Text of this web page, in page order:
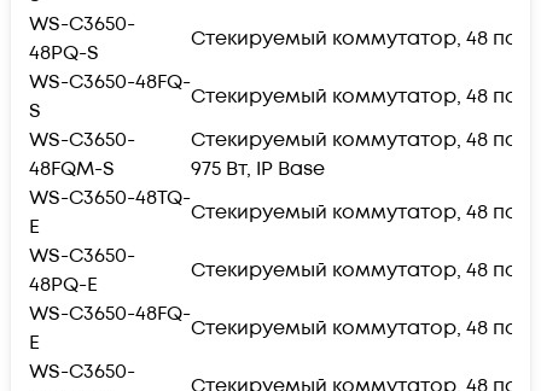
WS-C3650-
48PQ-S
Стекируемый коммутатор, 48
WS-C3650-48FQ-
S
Стекируемый коммутатор, 48
WS-C3650-
48FQM-S
Стекируемый коммутатор, 48
975 Вт, IP Base
WS-C3650-48TQ-
E
Стекируемый коммутатор, 48
WS-C3650-
48PQ-E
Стекируемый коммутатор, 48
WS-C3650-48FQ-
E
Стекируемый коммутатор, 48
WS-C3650-